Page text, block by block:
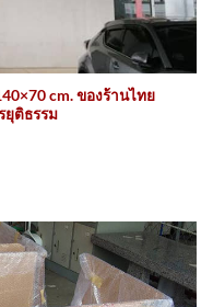
cm. ของร้านไทย
ยุติธรรม